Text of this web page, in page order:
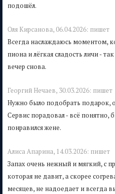
подошёл.
Оля Кирсанова, 06.04.2026: пишет
Всегда наслаждаюсь моментом,
пиона и лёгкая сладость личи -
вечер снова.
Георгий Нечаев, 30.03.2026: пишет
Нужно было подобрать подарок,
Сервис порадовал - всё понятно,
понравился жене.
Алиса Апарина, 14.03.2026: пишет
Запах очень нежный и мягкий, с
которая не давит, а скорее
месяцев, не надоедает и всегда